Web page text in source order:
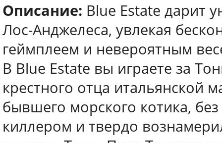
Описание: Blue Estate дарит
Лос-Анджелеса, увлекая
геймплеем и невероятным
В Blue Estate вы играете за
крестного отца итальянской
бывшего морского котика,
киллером и твердо